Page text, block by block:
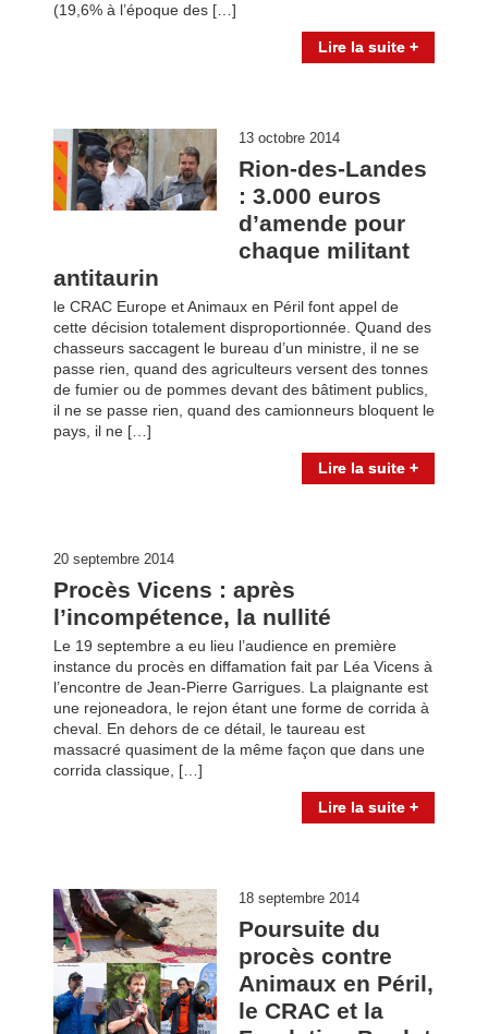
(19,6% à l’époque des […]
Lire la suite +
13 octobre 2014
Rion-des-Landes
: 3.000 euros
d’amende pour
chaque militant
antitaurin
le CRAC Europe et Animaux en Péril font appel de
cette décision totalement disproportionnée. Quand des
chasseurs saccagent le bureau d’un ministre, il ne se
passe rien, quand des agriculteurs versent des tonnes
de fumier ou de pommes devant des bâtiment publics,
il ne se passe rien, quand des camionneurs bloquent le
pays, il ne […]
Lire la suite +
20 septembre 2014
Procès Vicens : après
l’incompétence, la nullité
Le 19 septembre a eu lieu l’audience en première
instance du procès en diffamation fait par Léa Vicens à
l’encontre de Jean-Pierre Garrigues. La plaignante est
une rejoneadora, le rejon étant une forme de corrida à
cheval. En dehors de ce détail, le taureau est
massacré quasiment de la même façon que dans une
corrida classique, […]
Lire la suite +
18 septembre 2014
Poursuite du
procès contre
Animaux en Péril,
le CRAC et la